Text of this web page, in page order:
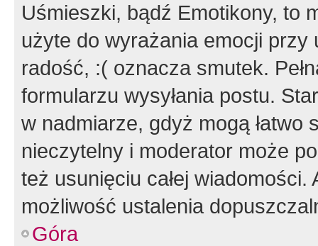
Uśmieszki, bądź Emotikony, to
użyte do wyrażania emocji
radość, :( oznacza smutek.
formularzu wysyłania postu.
w nadmiarze, gdyż mogą
nieczytelny i moderator może
też usunięciu całej
możliwość ustalenia
Góra